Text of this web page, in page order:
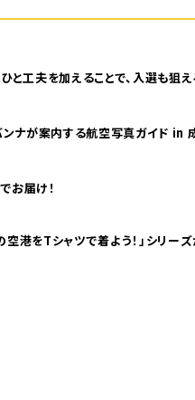
と工夫を加えることで、入選も狙え
ナが案内する航空写真ガイド in
お届け！
で海外旅行気分！ pTaに「 世界の空港をTシャツで着よう！」